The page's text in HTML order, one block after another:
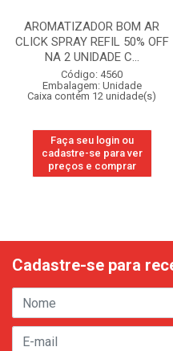
AROMATIZADOR BOM AR
CLICK SPRAY REFIL 50% OFF
NA 2 UNIDADE C...
Código: 4560
Embalagem: Unidade
Caixa contém 12 unidade(s)
Faça seu login ou
cadastre-se para ver
preços e comprar
Cadastre-se para